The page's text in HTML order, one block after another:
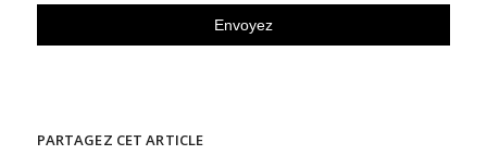
PARTAGEZ CET ARTICLE